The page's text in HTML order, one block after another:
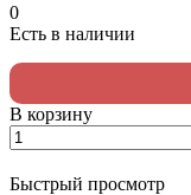
0
Есть в наличии
В корзину
Быстрый просмотр